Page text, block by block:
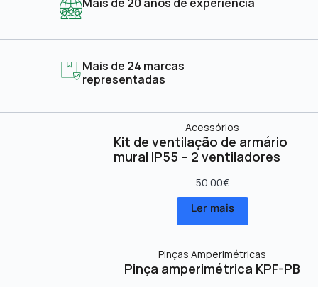
Mais de 24 marcas
representadas
Acessórios
Kit de ventilação de armário
mural IP55 – 2 ventiladores
50.00€
Ler mais
Pinças Amperimétricas
Pinça amperimétrica KPF-PB